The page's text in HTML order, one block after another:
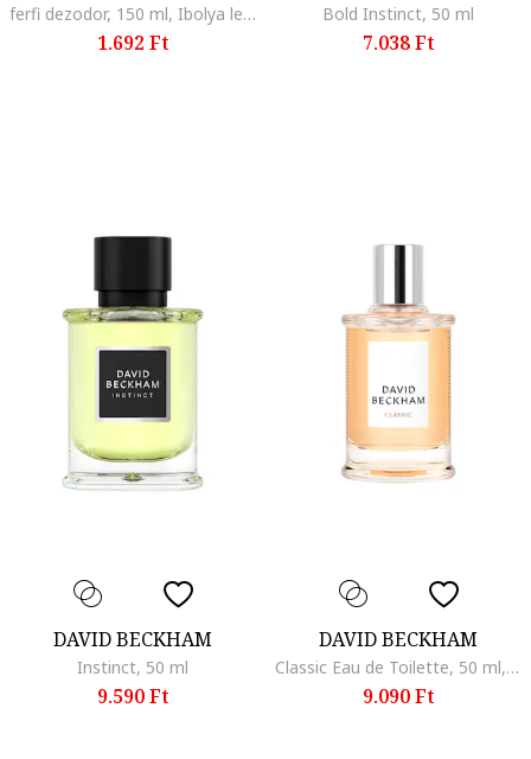
ferfi dezodor, 150 ml, Ibolya levél/Kasmír/Ananász
1.692 Ft
Bold Instinct, 50 ml
7.038 Ft
DAVID BECKHAM
Instinct, 50 ml
9.590 Ft
DAVID BECKHAM
Classic Eau de Toilette, 50 ml, 50 ml
9.090 Ft